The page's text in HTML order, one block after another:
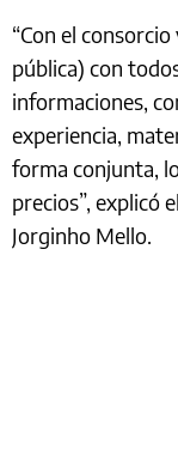
“Con el
pública) con
informaciones,
experiencia,
forma conjunta,
precios”, explicó
Jorginho Mello.